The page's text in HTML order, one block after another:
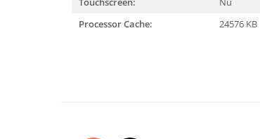
Processor Cache:
24576 KB